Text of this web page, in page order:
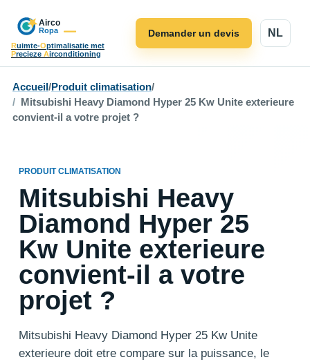
Ruimte-Optimalisatie met
Precieze Airconditioning
NL
Demander un devis
Accueil /Produit climatisation/
Mitsubishi Heavy Diamond Hyper 25 Kw Unite exterieure
convient-il a votre projet ?
PRODUIT CLIMATISATION
Mitsubishi Heavy
Diamond Hyper 25
Kw Unite exterieure
convient-il a votre
projet ?
Mitsubishi Heavy Diamond Hyper 25 Kw Unite
exterieure doit etre compare sur la puissance, le